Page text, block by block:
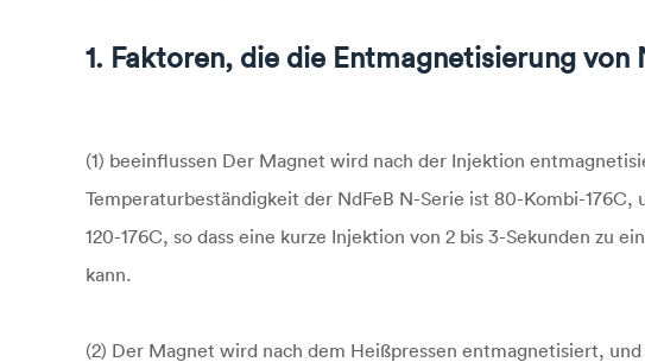
1. Faktoren, die die Entmagnetisierung
(1) beeinflussen Der Magnet wird nach der Injektion
Temperaturbeständigkeit der NdFeB N-Serie ist 80-Kombi-
120-176C, so dass eine kurze Injektion von 2 bis 3-Sekunden zu
kann.
(2) Der Magnet wird nach dem Heißpressen entmagnetisiert,